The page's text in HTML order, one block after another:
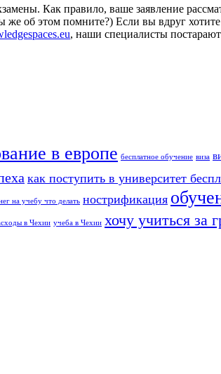
Как правило, ваше заявление
об этом помните?) Если вы вдруг
, наши специалисты
в европе бесплатное обучение виза
как поступить в университет
на учебу что делать нострификация
в Чехии учеба в Чехии хочу учиться за